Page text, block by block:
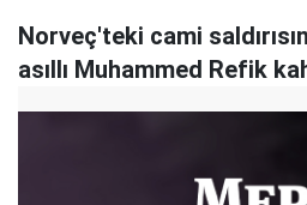
Norveç'teki cami
asıllı Muhammed Refik